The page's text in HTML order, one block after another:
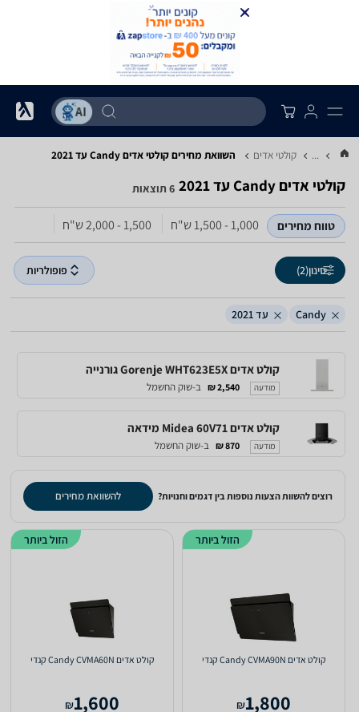
... קולטי אדים השוואת מחירים קולטי אדים ‏Candy ‏עד 2021
קולטי אדים ‏Candy ‏עד 2021 6 תוצאות
טווח מחירים 1,000 - 1,500‏ ש"ח 1,500 - 2,000‏ ש"ח
סינון(2) פופולריות
Candy עד 2021
קולט אדים Gorenje WHT623E5X גורנייה
מודעה 2,540 ₪ ב-שוק החשמל
קולט אדים Midea 60V71 מידאה
מודעה 870 ₪ ב-שוק החשמל
רוצים להשוות הצעות נוספות בין דגמים וחנויות? להשוואת מחירים
קולט אדים Candy CVMA90N קנדי
1,800
₪
הזול ביותר
קולט אדים Candy CVMA60N קנדי
1,600
₪
הזול ביותר